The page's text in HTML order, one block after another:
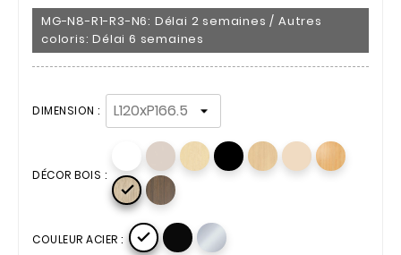
MG-N8-R1-R3-N6: Délai 2 semaines / Autres
coloris: Délai 6 semaines
DIMENSION :
DÉCOR BOIS :

COULEUR ACIER : 